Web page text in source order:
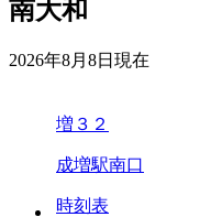
南大和
2026年8月8日 現在
増３２
成増駅南口
時刻表